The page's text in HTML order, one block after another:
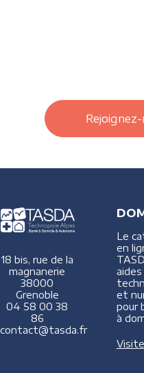
18 bis, rue de la
magnanerie
38000
Grenoble
04 58 00 38
86
contact@tasda.fr
Le
en
aides
et
pour
à